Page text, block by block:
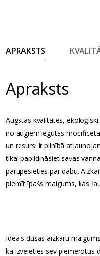
APRAKSTS
Apraksts
Augstas kvalitātes,
no augiem iegūtas
un resursi ir pilnībā
tikai papildināsiet savas
parūpēsieties par dabu.
piemīt īpašs maigums, kas
Ideāls dušas aizkaru
kā izvēlēties sev piemērotus